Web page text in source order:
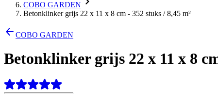
COBO GARDEN
Betonklinker grijs 22 x 11 x 8 cm - 352 stuks / 8,45 m²
COBO GARDEN
Betonklinker grijs 22 x 11 x 8